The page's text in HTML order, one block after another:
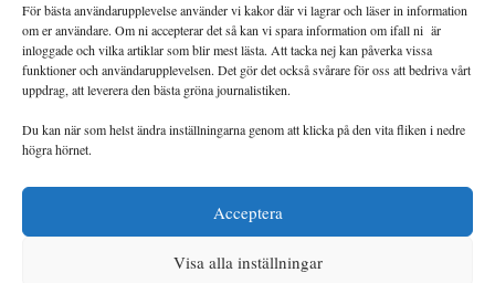
För bästa användarupplevelse använder vi kakor där vi lagrar och läser in information
om er användare. Om ni accepterar det så kan vi spara information om ifall ni är
inloggade och vilka artiklar som blir mest lästa. Att tacka nej kan påverka vissa
funktioner och användarupplevelsen. Det gör det också svårare för oss att bedriva vårt
uppdrag, att leverera den bästa gröna journalistiken.
Du kan när som helst ändra inställningarna genom att klicka på den vita fliken i nedre
högra hörnet.
Acceptera
Visa alla inställningar
Landets Fria Tidning är en nyhetstidning med bred bevakning av
det viktigaste som händer lokalt och globalt och med fokus på
omställningsrörelsen. En omställning till ett hållbart samhälle går
både via starka och lika rättigheter för alla människor, minskade
ekonomiska och sociala klyftor, samt utrymme för allt levande att
utvecklas och frodas.